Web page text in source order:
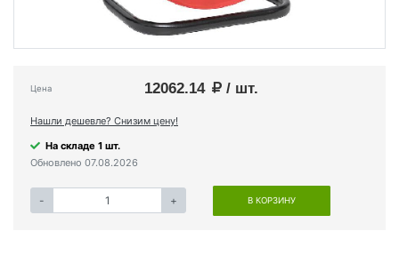
Цена 12062.14 / шт.
Нашли дешевле? Снизим цену!
На складе 1 шт.
Обновлено 07.08.2026
- + В КОРЗИНУ